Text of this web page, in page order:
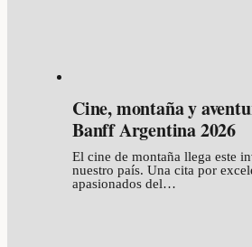
Cine, montaña y
Banff Argentina 2026
El cine de montaña llega este
nuestro país. Una cita por
apasionados del…